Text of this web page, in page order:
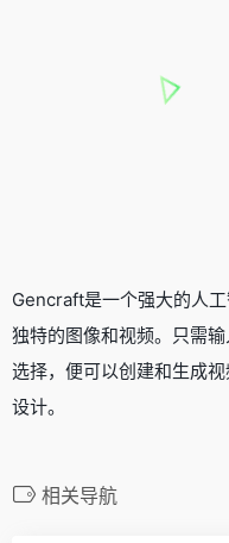
Gencraft是一个强大的人
独特的图像和视频。只需
选择，便可以创建和生成
设计。
相关导航